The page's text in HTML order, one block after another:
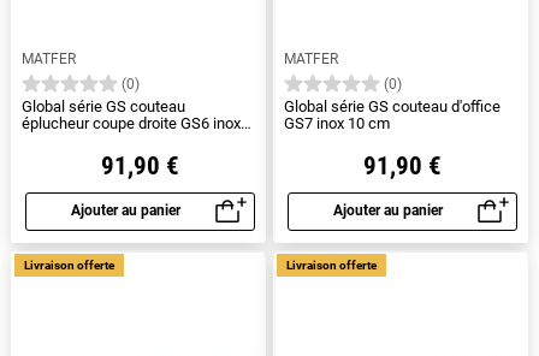
MATFER
(0)
Global série GS couteau
éplucheur coupe droite GS6 inox
91,90 €
Ajouter au panier
Aperçu rapide
MATFER
(0)
Global série GS couteau d'office
GS7 inox 10 cm
91,90 €
Ajouter au panier
Aperçu rapide
Livraison offerte Livraison offerte